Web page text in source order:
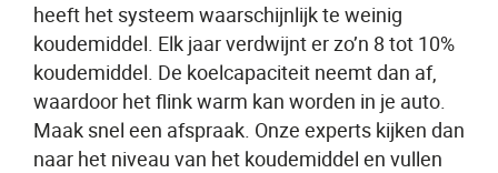
heeft het systeem waarschijnlijk te weinig
koudemiddel. Elk jaar verdwijnt er zo’n 8 tot 10%
koudemiddel. De koelcapaciteit neemt dan af,
waardoor het flink warm kan worden in je auto.
Maak snel een afspraak. Onze experts kijken dan
naar het niveau van het koudemiddel en vullen